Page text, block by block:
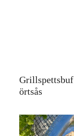
örtsås